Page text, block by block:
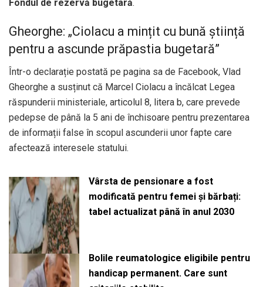
Fondul de rezervă bugetară.
Gheorghe: „Ciolacu a mințit cu bună știință
pentru a ascunde prăpastia bugetară”
Într-o declarație postată pe pagina sa de Facebook, Vlad
Gheorghe a susținut că Marcel Ciolacu a încălcat Legea
răspunderii ministeriale, articolul 8, litera b, care prevede
pedepse de până la 5 ani de închisoare pentru prezentarea
de informații false în scopul ascunderii unor fapte care
afectează interesele statului.
Vârsta de pensionare a fost
modificată pentru femei și bărbați:
tabel actualizat până în anul 2030
Bolile reumatologice eligibile pentru
handicap permanent. Care sunt